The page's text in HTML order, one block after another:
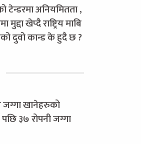
टेन्डरमा अनियमितता ,
मुद्दा खेप्दै राष्ट्रिय माबि
दुवो कान्ड के हुदै छ ?
जग्गा खानेहरुको
३७ रोपनी जग्गा